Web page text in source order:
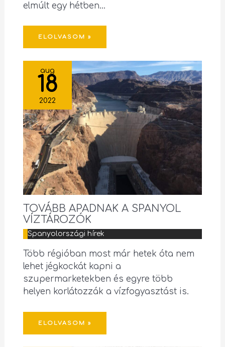
elmúlt egy hétben…
ELOLVASOM »
aug
18
2022
TOVÁBB APADNAK A SPANYOL
VÍZTÁROZÓK
Spanyolországi hírek
Több régióban most már hetek óta nem
lehet jégkockát kapni a
szupermarketekben és egyre több
helyen korlátozzák a vízfogyasztást is.
ELOLVASOM »